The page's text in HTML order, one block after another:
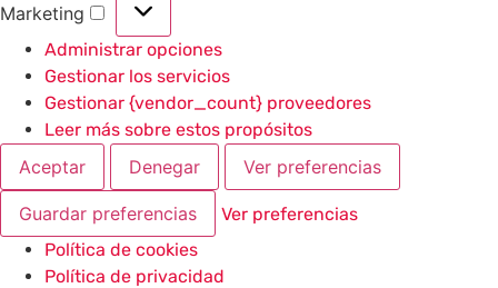
Marketing
Administrar opciones
Gestionar los servicios
Gestionar {vendor_count} proveedores
Leer más sobre estos propósitos
Aceptar Denegar Ver preferencias
Guardar preferencias
Ver preferencias
Política de cookies
Política de privacidad